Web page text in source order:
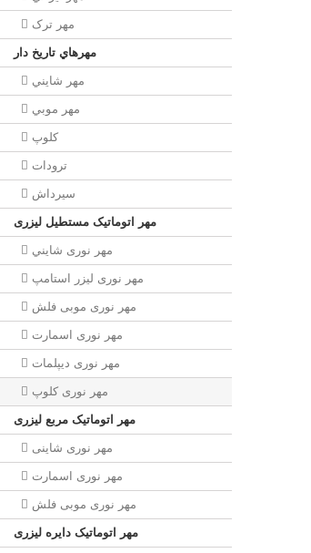
مهر ترک
مهرهاي تاريخ دار
مهر شايني
مهر موبي
کلوپ
ترودات
سیرداش
مهر اتوماتیک مستطیل لیزری
مهر نوری شايني
مهر نوری لیزر استامپ
مهر نوری موبی فلش
مهر نوری اسمارت
مهر نوری ديپلمات
مهر نوری کلوپ
مهر اتوماتیک مربع لیزری
مهر نوری شاینی
مهر نوری اسمارت
مهر نوری موبی فلش
مهر اتوماتیک دايره لیزری